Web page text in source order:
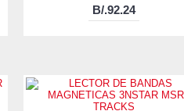
B/.92.24